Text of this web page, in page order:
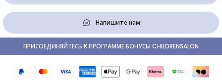
Напишите нам
ПРИСОЕДИНЯЙТЕСЬ К ПРОГРАММЕ БОНУСЫ CHILDRENSALON